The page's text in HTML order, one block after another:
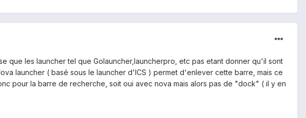
que les launcher tel que Golauncher,launcherpro, etc pas etant donner qu'il sont
launcher ( basé sous le launcher d'ICS ) permet d'enlever cette barre, mais ce
pour la barre de recherche, soit oui avec nova mais alors pas de "dock" ( il y en